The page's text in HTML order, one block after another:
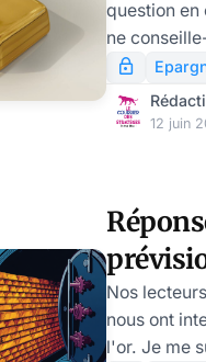
lectrice
question en
ne
pour les
mieux
qu'elle touche
matin. L'essentiel de l'actualité, passé au crible
par les cinq
12 juin
Nos
nous ont
l'or. Je me